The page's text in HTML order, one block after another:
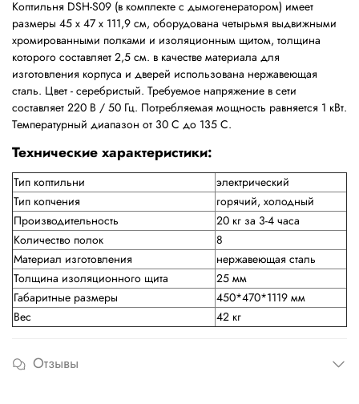
Коптильня DSH-S09 (в комплекте с дымогенератором) имеет
размеры 45 х 47 х 111,9 см, оборудована четырьмя выдвижными
хромированными полками и изоляционным щитом, толщина
которого составляет 2,5 см. в качестве материала для
изготовления корпуса и дверей использована нержавеющая
сталь. Цвет - серебристый. Требуемое напряжение в сети
составляет 220 В / 50 Гц. Потребляемая мощность равняется 1 кВт.
Температурный диапазон от 30 С до 135 С.
Технические характеристики:
Тип коптильни
электрический
Тип копчения
горячий, холодный
Производительность
20 кг за 3-4 часа
Количество полок
8
Материал изготовления
нержавеющая сталь
Толщина изоляционного щита
25 мм
Габаритные размеры
450*470*1119 мм
Вес
42 кг
Отзывы